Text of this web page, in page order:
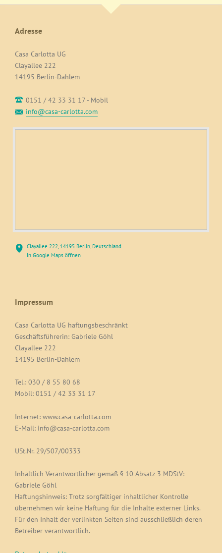
Adresse
Casa Carlotta UG
Clayallee 222
14195 Berlin-Dahlem
0151 / 42 33 31 17 - Mobil
info@casa-carlotta.com
Clayallee 222, 14195 Berlin, Deutschland
In Google Maps öffnen
Impressum
Casa Carlotta UG haftungsbeschränkt
Geschäftsführerin: Gabriele Göhl
Clayallee 222
14195 Berlin-Dahlem
Tel.: 030 / 8 55 80 68
Mobil: 0151 / 42 33 31 17
Internet: www.casa-carlotta.com
E-Mail: info@casa-carlotta.com
USt.Nr. 29/507/00333
Inhaltlich Verantwortlicher gemäß § 10 Absatz 3 MDStV:
Gabriele Göhl
Haftungshinweis: Trotz sorgfältiger inhaltlicher Kontrolle
übernehmen wir keine Haftung für die Inhalte externer Links.
Für den Inhalt der verlinkten Seiten sind ausschließlich deren
Betreiber verantwortlich.